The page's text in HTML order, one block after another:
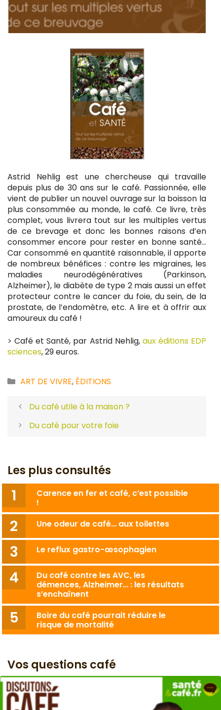
Astrid Nehlig est une chercheuse qui travaille
depuis plus de 30 ans sur le café. Passionnée, elle
vient de publier un nouvel ouvrage sur la boisson la
plus consommée au monde, le café. Ce livre, très
complet, vous livrera tout sur les multiples vertus
de ce brevage et donc les bonnes raisons d’en
consommer encore pour rester en bonne santé…
Car consommé en quantité raisonnable, il apporte
de nombreux bénéfices : contre les migraines, les
maladies neurodégénératives (Parkinson,
Alzheimer), le diabète de type 2 mais aussi un effet
protecteur contre le cancer du foie, du sein, de la
prostate, de l’endomètre, etc. A lire et à offrir aux
amoureux du café !
> Café et Santé, par Astrid Nehlig, aux éditions EDP
sciences, 29 euros.
Catégories
ART DE VIVRE, ÉDITIONS
Du café utile à la maison ?
Du café pour votre foie
Les plus consultés
Carence en fer et café, c’est possible
!
Une odeur de café… aux toilettes
Le reflux gastro-œsophagien
Du café contre les AVC, les
démences, Alzheimer… : les résultats
s’enchaînent
Boire du café pourrait réduire le
risque de mortalité
Vos questions café